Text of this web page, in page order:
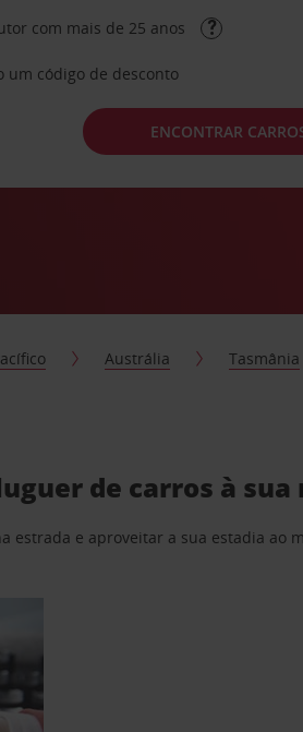
com mais de 25 anos
um código de desconto
ENCONTRAR
Austrália Tasmânia
de carros à sua
estrada e aproveitar a sua estadia ao